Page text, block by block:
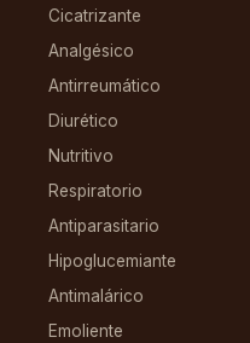
Cicatrizante
Analgésico
Antirreumático
Diurético
Nutritivo
Respiratorio
Antiparasitario
Hipoglucemiante
Antimalárico
Emoliente